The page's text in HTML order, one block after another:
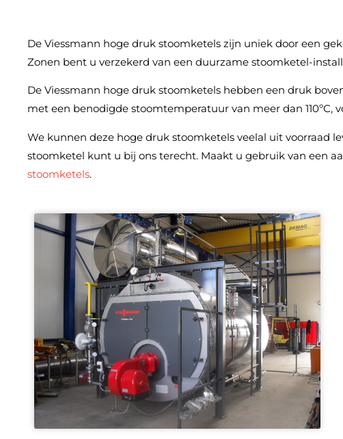
De Viessmann hoge druk stoomketels zijn uniek door een
Zonen bent u verzekerd van een duurzame stoomketel-
De Viessmann hoge druk stoomketels hebben een druk
met een benodigde stoomtemperatuur van meer dan 110ºC,
We kunnen deze hoge druk stoomketels veelal uit voorraad
stoomketel kunt u bij ons terecht. Maakt u gebruik van een
stoomketels.